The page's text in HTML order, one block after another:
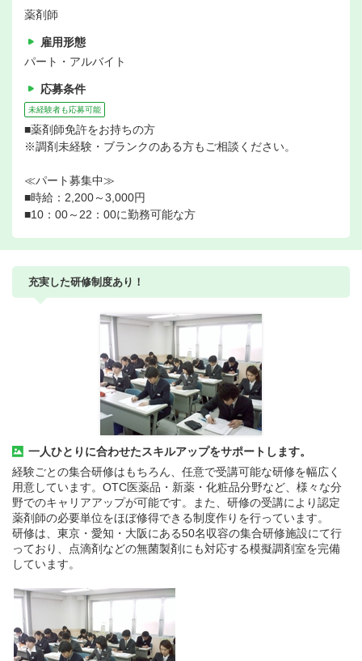
薬剤師
雇用形態
パート・アルバイト
応募条件
未経験者も応募可能
■薬剤師免許をお持ちの方
※調剤未経験・ブランクのある方もご相談ください。
≪パート募集中≫
■時給：2,200～3,000円
■10：00～22：00に勤務可能な方
充実した研修制度あり！
一人ひとりに合わせたスキルアップをサポートします。
経験ごとの集合研修はもちろん、任意で受講可能な研修を幅広く
用意しています。OTC医薬品・新薬・化粧品分野など、様々な分
野でのキャリアアップが可能です。また、研修の受講により認定
薬剤師の必要単位をほぼ修得できる制度作りを行っています。
研修は、東京・愛知・大阪にある50名収容の集合研修施設にて行
っており、点滴剤などの無菌製剤にも対応する模擬調剤室を完備
しています。